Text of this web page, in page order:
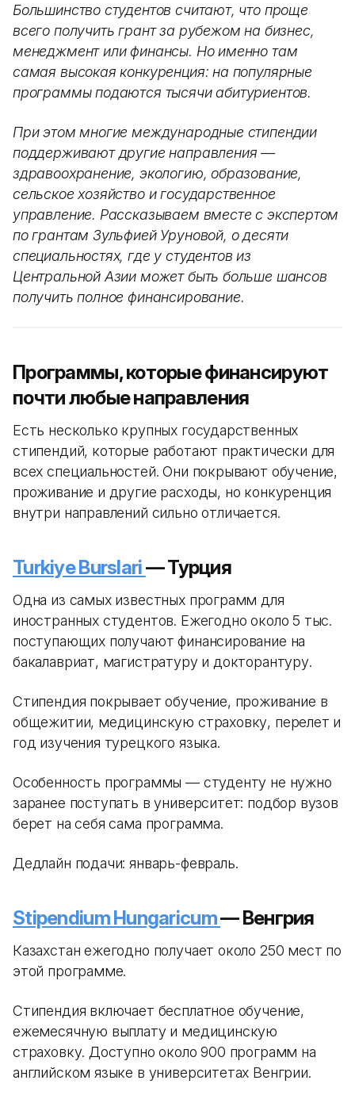
Большинство студентов считают, что проще
всего получить грант за рубежом на бизнес,
менеджмент или финансы. Но именно там
самая высокая конкуренция: на популярные
программы подаются тысячи абитуриентов.
При этом многие международные стипендии
поддерживают другие направления —
здравоохранение, экологию, образование,
сельское хозяйство и государственное
управление. Рассказываем вместе с экспертом
по грантам Зульфией Уруновой, о десяти
специальностях, где у студентов из
Центральной Азии может быть больше шансов
получить полное финансирование.
Программы, которые финансируют
почти любые направления
Есть несколько крупных государственных
стипендий, которые работают практически для
всех специальностей. Они покрывают обучение,
проживание и другие расходы, но конкуренция
внутри направлений сильно отличается.
Turkiye Burslari— Турция
Одна из самых известных программ для
иностранных студентов. Ежегодно около 5 тыс.
поступающих получают финансирование на
бакалавриат, магистратуру и докторантуру.
Стипендия покрывает обучение, проживание в
общежитии, медицинскую страховку, перелет и
год изучения турецкого языка.
Особенность программы — студенту не нужно
заранее поступать в университет: подбор вузов
берет на себя сама программа.
Дедлайн подачи: январь-февраль.
Stipendium Hungaricum— Венгрия
Казахстан ежегодно получает около 250 мест по
этой программе.
Стипендия включает бесплатное обучение,
ежемесячную выплату и медицинскую
страховку. Доступно около 900 программ на
английском языке в университетах Венгрии.